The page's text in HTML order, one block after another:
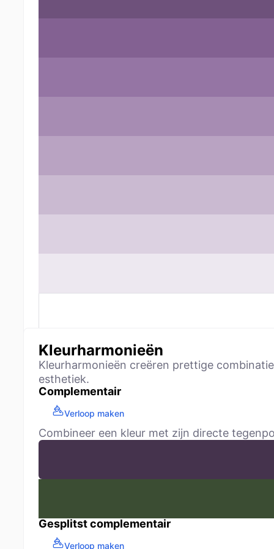
Kleurharmonieën
Kleurharmonieën creëren prettige
esthetiek.
Complementair
Verloop maken
Combineer een kleur met zijn directe
Gesplitst complementair
Verloop maken